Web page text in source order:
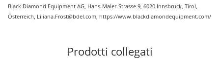
Black Diamond Equipment AG, Hans-Maier-Strasse 9, 6020 Innsbruck, Tirol,
Österreich, Liliana.Frost@bdel.com, https://www.blackdiamondequipment.com/
Prodotti collegati